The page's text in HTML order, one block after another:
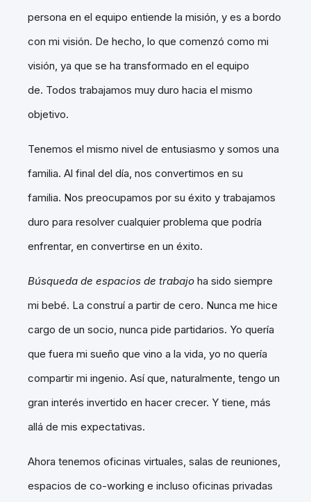
persona en el equipo entiende la misión, y es a bordo
con mi visión. De hecho, lo que comenzó como mi
visión, ya que se ha transformado en el equipo
de. Todos trabajamos muy duro hacia el mismo
objetivo.
Tenemos el mismo nivel de entusiasmo y somos una
familia. Al final del día, nos convertimos en su
familia. Nos preocupamos por su éxito y trabajamos
duro para resolver cualquier problema que podría
enfrentar, en convertirse en un éxito.
Búsqueda de espacios de trabajo ha sido siempre
mi bebé. La construí a partir de cero. Nunca me hice
cargo de un socio, nunca pide partidarios. Yo quería
que fuera mi sueño que vino a la vida, yo no quería
compartir mi ingenio. Así que, naturalmente, tengo un
gran interés invertido en hacer crecer. Y tiene, más
allá de mis expectativas.
Ahora tenemos oficinas virtuales, salas de reuniones,
espacios de co-working e incluso oficinas privadas